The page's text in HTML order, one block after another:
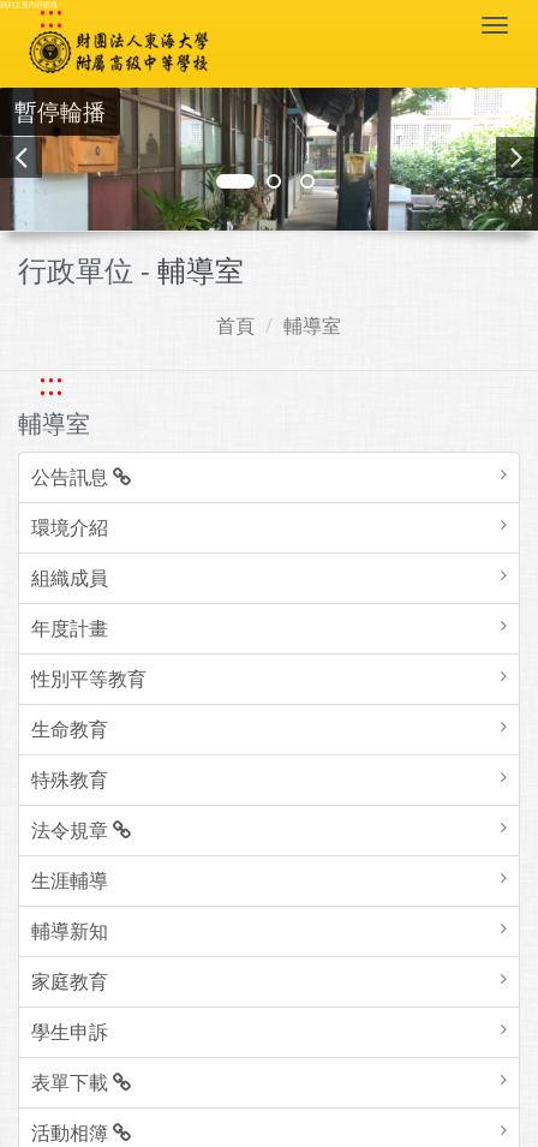
跳到主要內容區塊
:::
暫停輪播
行政單位 - 輔導室
首頁 輔導室
:::
輔導室
公告訊息
環境介紹
組織成員
年度計畫
性別平等教育
生命教育
特殊教育
法令規章
生涯輔導
輔導新知
家庭教育
學生申訴
表單下載
活動相簿